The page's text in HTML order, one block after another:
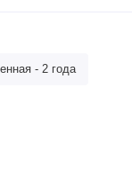
- 2 года